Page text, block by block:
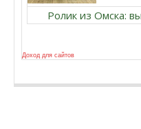
Ролик из Омска:
Доход для сайтов